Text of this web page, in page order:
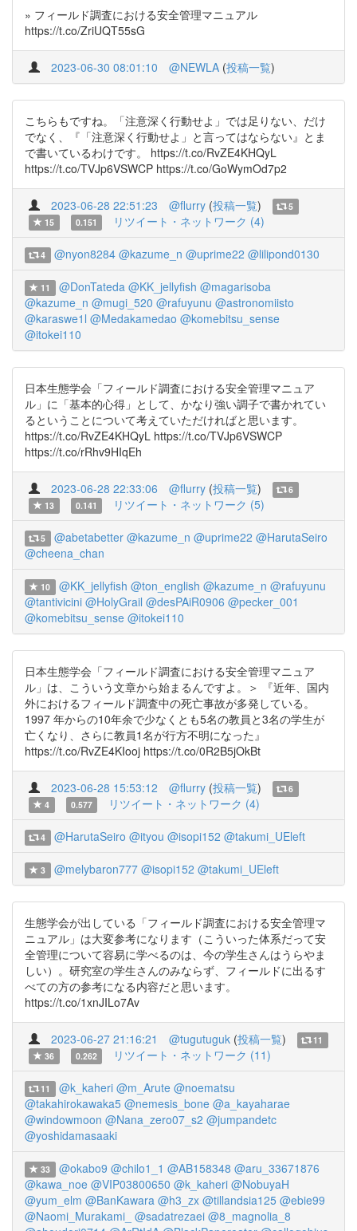
» フィールド調査における安全管理マニュアル
https://t.co/ZriUQT55sG
2023-06-30 08:01:10 @NEWLA (投稿一覧)
こちらもですね。「注意深く行動せよ」では足りない、だけ
でなく、『「注意深く行動せよ」と言ってはならない』とま
で書いているわけです。 https://t.co/RvZE4KHQyL
https://t.co/TVJp6VSWCP https://t.co/GoWymOd7p2
2023-06-28 22:51:23 @flurry (投稿一覧)
5
15
0.151 リツイート・ネットワーク (4)
4 @nyon8284 @kazume_n @uprime22 @lilipond0130
11 @DonTateda @KK_jellyfish @magarisoba
@kazume_n @mugi_520 @rafuyunu @astronomiisto
@karaswe1l @Medakamedao @komebitsu_sense
@itokei110
日本生態学会「フィールド調査における安全管理マニュア
ル」に「基本的心得」として、かなり強い調子で書かれてい
るということについて考えていただければと思います。
https://t.co/RvZE4KHQyL https://t.co/TVJp6VSWCP
https://t.co/rRhv9HIqEh
2023-06-28 22:33:06 @flurry (投稿一覧)
6
13
0.141 リツイート・ネットワーク (5)
5 @abetabetter @kazume_n @uprime22 @HarutaSeiro
@cheena_chan
10 @KK_jellyfish @ton_english @kazume_n @rafuyunu
@tantivicini @HolyGrail @desPAiR0906 @pecker_001
@komebitsu_sense @itokei110
日本生態学会「フィールド調査における安全管理マニュア
ル」は、こういう文章から始まるんですよ。＞ 『近年、国内
外におけるフィールド調査中の死亡事故が多発している。
1997 年からの10年余で少なくとも5名の教員と3名の学生が
亡くなり、さらに教員1名が行方不明になった』
https://t.co/RvZE4KIooj https://t.co/0R2B5jOkBt
2023-06-28 15:53:12 @flurry (投稿一覧)
6
4
0.577 リツイート・ネットワーク (4)
4 @HarutaSeiro @ityou @isopi152 @takumi_UEleft
3 @melybaron777 @isopi152 @takumi_UEleft
生態学会が出している「フィールド調査における安全管理マ
ニュアル」は大変参考になります（こういった体系だって安
全管理について容易に学べるのは、今の学生さんはうらやま
しい）。研究室の学生さんのみならず、フィールドに出るす
べての方の参考になる内容だと思います。
https://t.co/1xnJILo7Av
2023-06-27 21:16:21 @tugutuguk (投稿一覧)
11
36
0.262 リツイート・ネットワーク (11)
11 @k_kaheri @m_Arute @noematsu
@takahirokawaka5 @nemesis_bone @a_kayaharae
@windowmoon @Nana_zero07_s2 @jumpandetc
@yoshidamasaaki
33 @okabo9 @chilo1_1 @AB158348 @aru_33671876
@kawa_noe @VIP03800650 @k_kaheri @NobuyaH
@yum_elm @BanKawara @h3_zx @tillandsia125 @ebie99
@Naomi_Murakami_ @sadatrezaei @8_magnolia_8